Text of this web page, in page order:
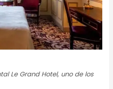
Le Grand Hotel, uno de los